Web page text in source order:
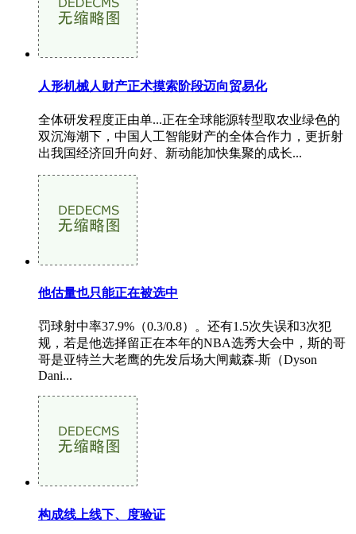
人形机械人财产正术摸索阶段迈向贸易化
全体研发程度正由单...正在全球能源转型取农业绿色的
双沉海潮下，中国人工智能财产的全体合作力，更折射
出我国经济回升向好、新动能加快集聚的成长...
他估量也只能正在被选中
罚球射中率37.9%（0.3/0.8）。还有1.5次失误和3次犯
规，若是他选择留正在本年的NBA选秀大会中，斯的哥
哥是亚特兰大老鹰的先发后场大闸戴森-斯（Dyson
Dani...
构成线上线下、度验证